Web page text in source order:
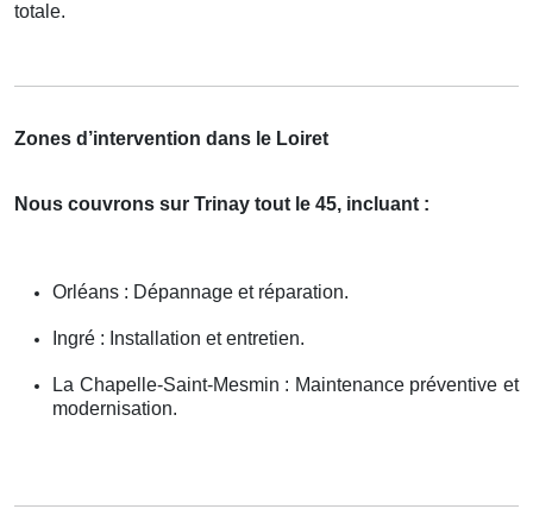
totale.
Zones d’intervention dans le Loiret
Nous couvrons sur Trinay tout le 45, incluant :
Orléans : Dépannage et réparation.
Ingré : Installation et entretien.
La Chapelle-Saint-Mesmin : Maintenance préventive et
modernisation.